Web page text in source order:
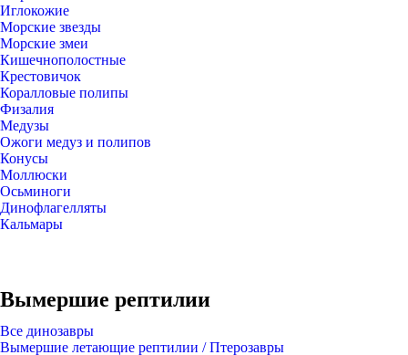
Иглокожие
Морские звезды
Морские змеи
Кишечнополостные
Крестовичок
Коралловые полипы
Физалия
Медузы
Ожоги медуз и полипов
Конусы
Моллюски
Осьминоги
Динофлагелляты
Кальмары
Вымершие рептилии
Все динозавры
Вымершие летающие рептилии / Птерозавры